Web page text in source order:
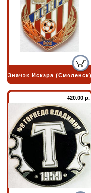
Значок Искара (Смоленск)
420.00 р.